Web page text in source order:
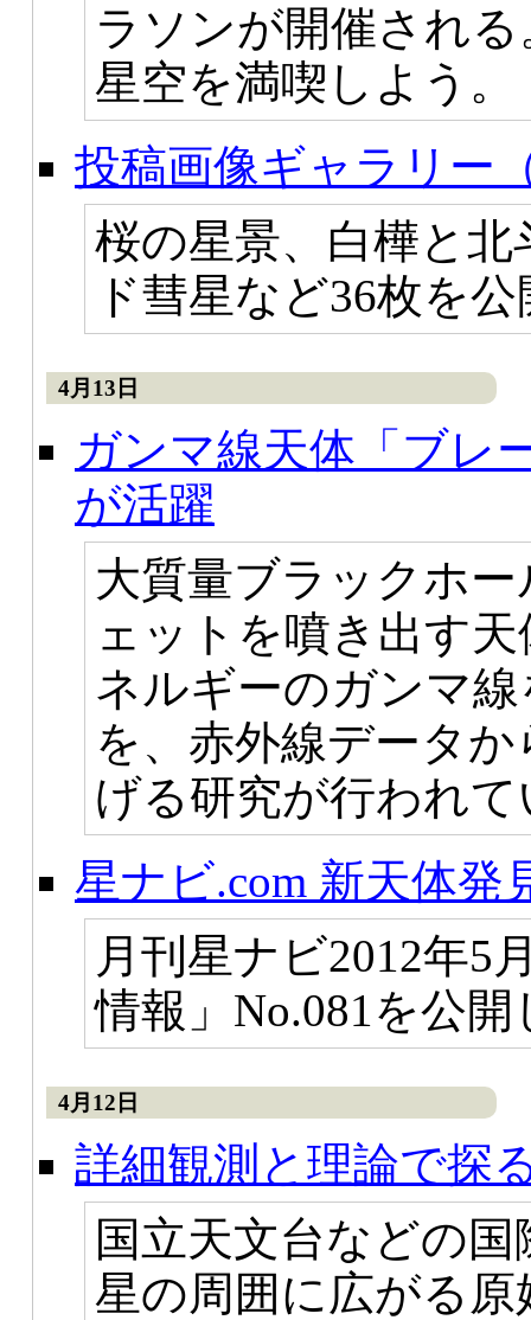
ラソンが開催され
星空を満喫しよう。
投稿画像ギャラリー
桜の星景、白樺と
ド彗星など36枚を
4月13日
ガンマ線天体「ブレ
が活躍
大質量ブラックホ
ェットを噴き出す
ネルギーのガンマ
を、赤外線データ
げる研究が行われ
星ナビ.com 新天体発
月刊星ナビ2012年5
情報」No.081を公
4月12日
詳細観測と理論で探
国立天文台などの
星の周囲に広がる